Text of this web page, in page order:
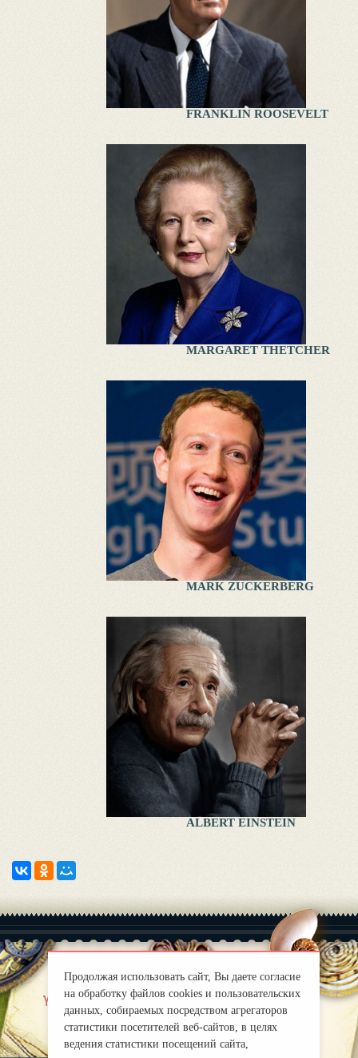
FRANKLIN ROOSEVELT
MARGARET THETCHER
MARK ZUCKERBERG
ALBERT EINSTEIN
Yaklas?k |
Правила
mirprognoz@mail.ru
Продолжая использовать сайт, Вы даете согласие
на обработку файлов cookies и пользовательских
данных, собираемых посредством агрегаторов
статистики посетителей веб-сайтов, в целях
ведения статистики посещений сайта,